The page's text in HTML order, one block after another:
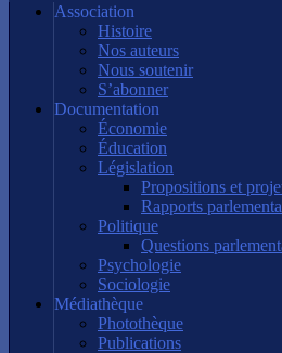
Association
Histoire
Nos auteurs
Nous soutenir
S’abonner
Documentation
Économie
Éducation
Législation
Propositions et
Rapports
Politique
Questions
Psychologie
Sociologie
Médiathèque
Photothèque
Publications